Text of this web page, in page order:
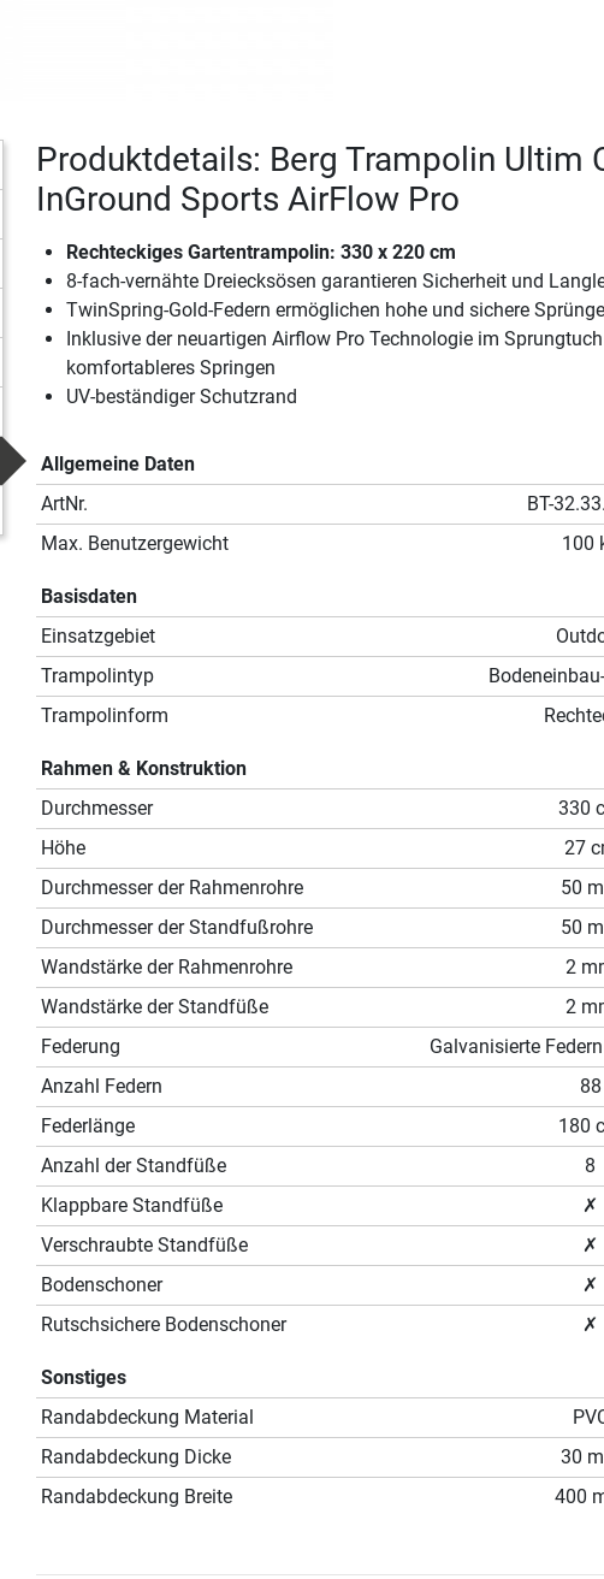
Produktdetails: Berg Trampolin Ultim
InGround Sports AirFlow Pro
Rechteckiges Gartentrampolin: 330 x 220 cm
8-fach-vernähte Dreiecksösen garantieren Sicherheit und
TwinSpring-Gold-Federn ermöglichen hohe und sichere Sprünge
Inklusive der neuartigen Airflow Pro Technologie im
komfortableres Springen
UV-beständiger Schutzrand
Allgemeine Daten
ArtNr.
BT-
Max. Benutzergewicht
100
Basisdaten
Einsatzgebiet
Trampolintyp
Trampolinform
Rahmen & Konstruktion
Durchmesser
330
Höhe
27
Durchmesser der Rahmenrohre
50
Durchmesser der Standfußrohre
50
Wandstärke der Rahmenrohre
2
Wandstärke der Standfüße
2
Federung
Galvanisierte
Anzahl Federn
88
Federlänge
180
Anzahl der Standfüße
8
Klappbare Standfüße
✗
Verschraubte Standfüße
✗
Bodenschoner
✗
Rutschsichere Bodenschoner
✗
Sonstiges
Randabdeckung Material
Randabdeckung Dicke
30
Randabdeckung Breite
400